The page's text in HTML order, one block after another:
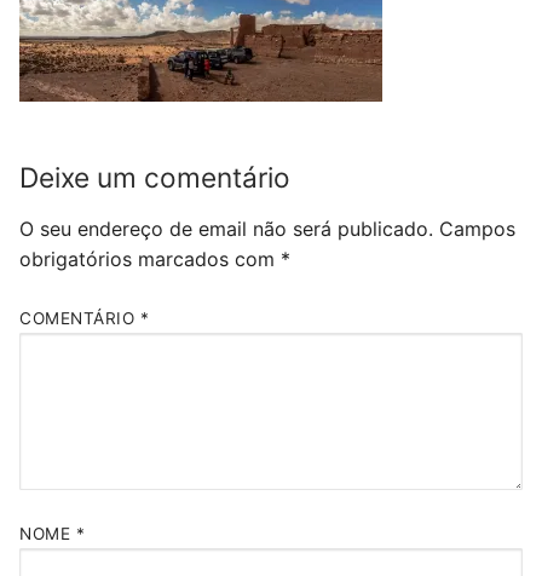
Deixe um comentário
O seu endereço de email não será publicado. Campos
obrigatórios marcados com *
COMENTÁRIO *
NOME *